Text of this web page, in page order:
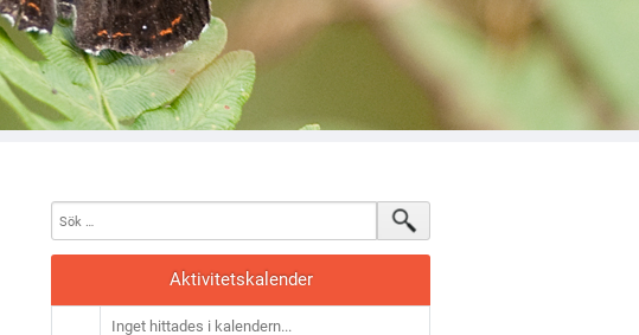
Aktivitetskalender
Inget hittades i kalendern...